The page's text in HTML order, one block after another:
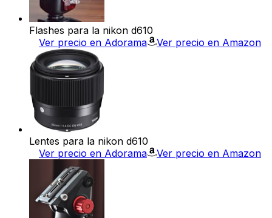
Flashes para la nikon d610
Ver precio en Adorama
Ver precio en Amazon
Lentes para la nikon d610
Ver precio en Adorama
Ver precio en Amazon